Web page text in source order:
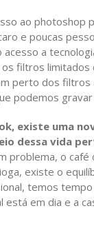
ao photoshop
e poucas
a
filtros limitados
perto dos filtros
podemos
existe uma
dessa vida
problema, o café
existe o
temos
está em dia e a